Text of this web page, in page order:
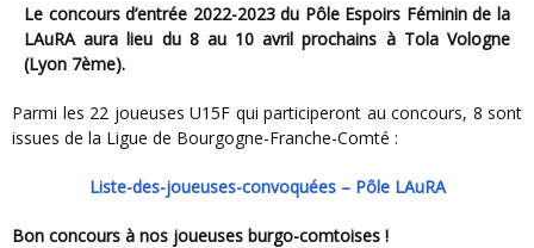
Le concours d’entrée 2022-2023 du Pôle Espoirs Féminin de la
LAuRA aura lieu du 8 au 10 avril prochains à Tola Vologne
(Lyon 7ème).
Parmi les 22 joueuses U15F qui participeront au concours, 8 sont
issues de la Ligue de Bourgogne-Franche-Comté :
Liste-des-joueuses-convoquées – Pôle LAuRA
Bon concours à nos joueuses burgo-comtoises !